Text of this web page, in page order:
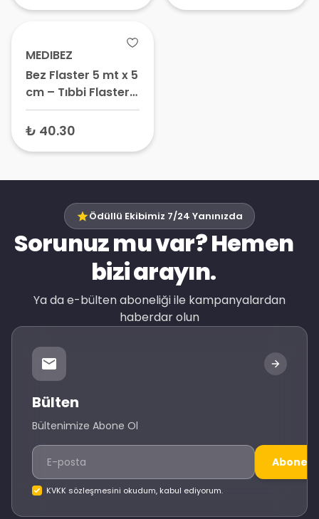
MEDIBEZ
Bez Flaster 5 mt x 5
cm – Tıbbi Flaster
Bant, Cerrahi
Sabitleme Bandı,
₺ 40.30
Ödüllü Ekibimiz 7/24 Yanınızda
Sorunuz mu var? Hemen
bizi arayın.
Ya da e-bülten aboneliği ile kampanyalardan
haberdar olun
Bülten
Bültenimize Abone Ol
Abone
KVKK sözleşmesini okudum, kabul ediyorum.